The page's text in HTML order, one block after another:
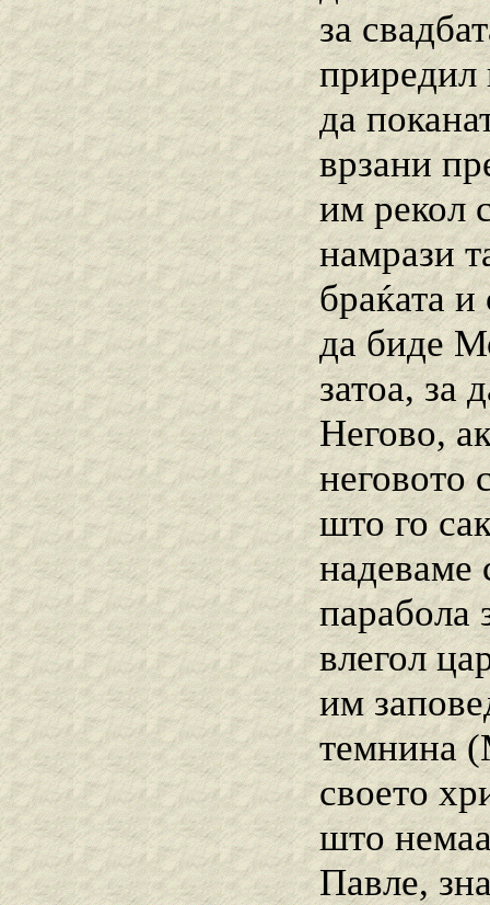
за
приредил
да
врзани
им рекол
намрази
браќата
да биде
затоа, за
Негово,
неговото
што го
надеваме
парабола
влегол
им
темнина
своето
што
Павле,